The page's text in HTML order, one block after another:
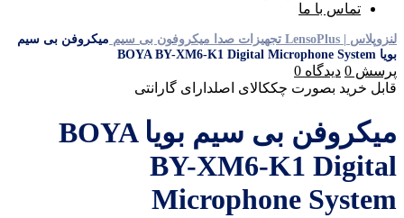
تماس با ما
لنزوپلاس | LensoPlus تجهیزات صدا میکروفون بی سیم میکروفن بی سیم
بویا BOYA BY-XM6-K1 Digital Microphone System
پرسش 0 دیدگاه 0
قابل خرید بصورت چککالای اصلدارای گارانتی
میکروفن بی سیم بویا BOYA
BY-XM6-K1 Digital
Microphone System